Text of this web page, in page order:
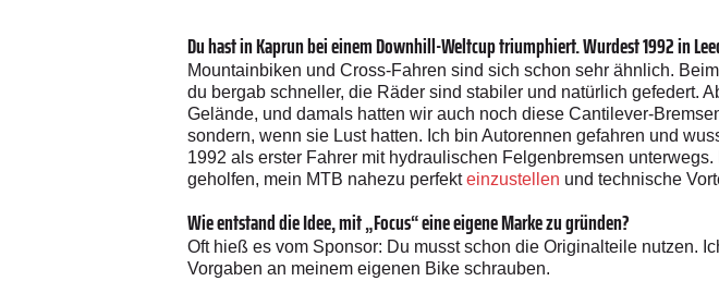
Du hast in Kaprun bei einem Downhill-Weltcup triumphiert. Wurdest 1992 in
Mountainbiken und Cross-Fahren sind sich schon sehr ähnlich.
du bergab schneller, die Räder sind stabiler und natürlich gefedert.
Gelände, und damals hatten wir auch noch diese Cantilever-
sondern, wenn sie Lust hatten. Ich bin Autorennen gefahren und
1992 als erster Fahrer mit hydraulischen Felgenbremsen
geholfen, mein MTB nahezu perfekteinzustellen und technische
Wie entstand die Idee, mit „Focus“ eine eigene Marke zu gründen?
Oft hieß es vom Sponsor: Du musst schon die Originalteile nutzen.
Vorgaben an meinem eigenen Bike schrauben.